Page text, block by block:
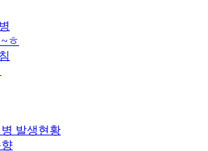
ㅎ
발생현황